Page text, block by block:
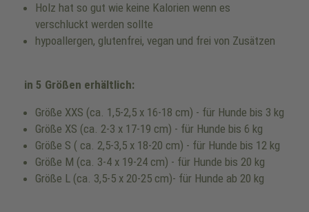
Holz hat so gut wie keine Kalorien wenn es
verschluckt werden sollte
hypoallergen, glutenfrei, vegan und frei von Zusätzen
in 5 Größen erhältlich:
Größe XXS (ca. 1,5-2,5 x 16-18 cm) - für Hunde bis 3 kg
Größe XS (ca. 2-3 x 17-19 cm) - für Hunde bis 6 kg
Größe S ( ca. 2,5-3,5 x 18-20 cm) - für Hunde bis 12 kg
Größe M (ca. 3-4 x 19-24 cm) - für Hunde bis 20 kg
Größe L (ca. 3,5-5 x 20-25 cm)- für Hunde ab 20 kg